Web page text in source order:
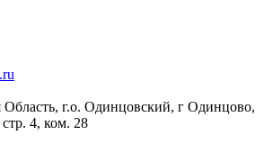
Область, г.о. Одинцовский, г Одинцово,
4, ком. 28